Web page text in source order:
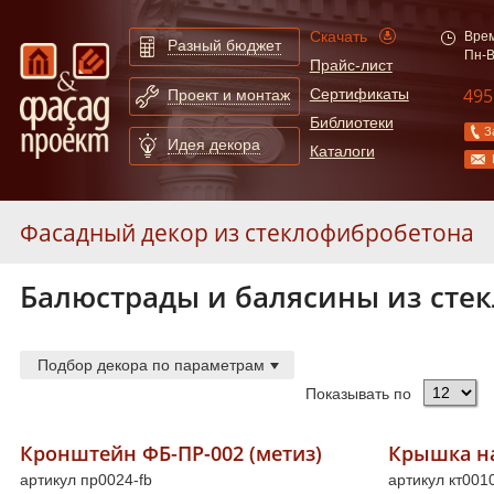
Разный бюджет
Проект и монтаж
Идея декора
Скачать
Прайс-лист
Сертификаты
Библиотеки
Каталоги
Пн-
Фасадный декор из стеклофибробетона
Карнизы из стеклофибробетона
55
Молдинги из стеклофибробетона
Колонны из стеклофибробетона
52
Полуколонны из стеклофибробетона
Балюстрады и балясины из
Подбор декора по параметрам
Показывать по
Кронштейн ФБ-ПР-002 (метиз)
артикул пр0024-fb
Крышка
артикул